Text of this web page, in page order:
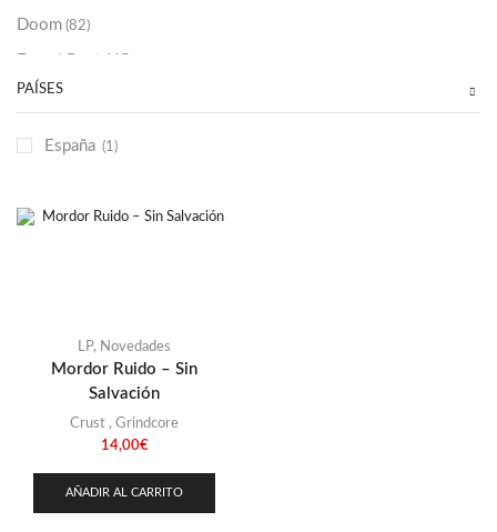
Doom (82)
Grindcore
(35)
Thrash Metal (108)
PAÍSES
España (1)
LP, Novedades
Mordor Ruido – Sin
Salvación
Crust , Grindcore
14,00€
AÑADIR AL CARRITO